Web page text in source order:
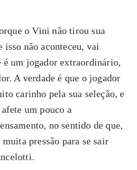
o Vini não tirou sua
isso não aconteceu, vai
é um jogador extraordinário,
A verdade é que o jogador
carinho pela sua seleção, e
um pouco a
no sentido de que,
muita pressão para se sair